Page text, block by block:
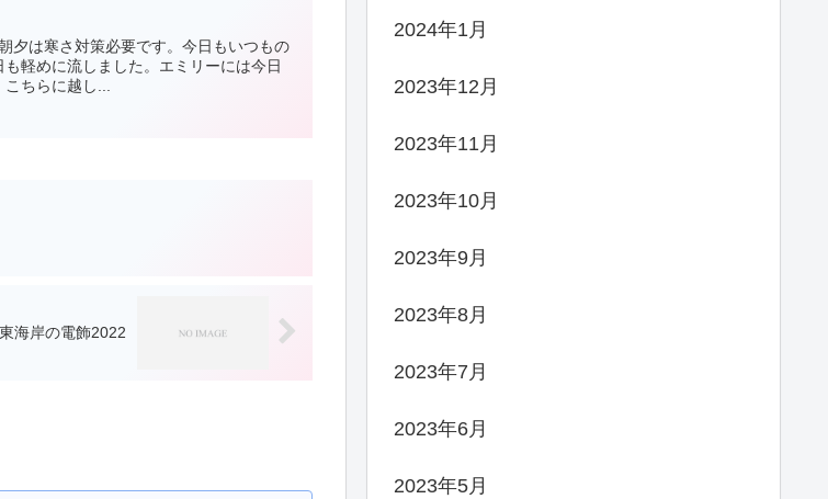
夕は寒さ対策必要です。今日もいつもの
軽めに流しました。エミリーには今日
ちらに越し...
東海岸の電飾2022
2024年1月
2023年12月
2023年11月
2023年10月
2023年9月
2023年8月
2023年7月
2023年6月
2023年5月